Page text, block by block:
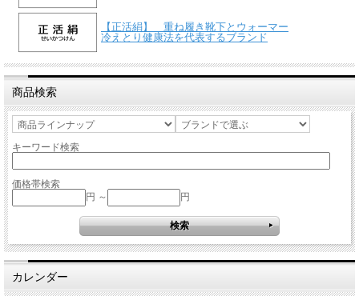
【正活絹】 重ね履き靴下とウォーマー
冷えとり健康法を代表するブランド
商品検索
キーワード検索
価格帯検索
円 ～
円
カレンダー